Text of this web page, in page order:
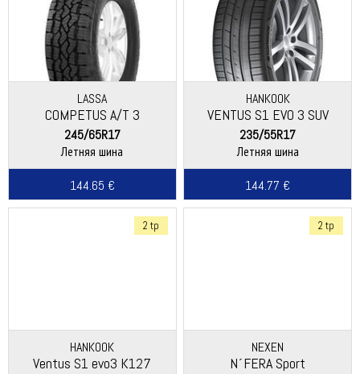
LASSA
COMPETUS A/T 3
245/65R17
Летняя шина
144.65 €
HANKOOK
VENTUS S1 EVO 3 SUV
(K127A)
235/55R17
Летняя шина
144.77 €
2 tp
HANKOOK
Ventus S1 evo3 K127
2 tp
NEXEN
N´FERA Sport